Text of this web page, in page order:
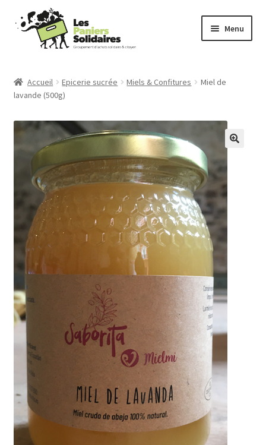
Aller
Aller
contenu
Menu
Producteurs
Mode d’emploi
Qui sommes-nous ?
Actu
Contact
Connexion
Accueil Epicerie sucrée Miels & Confitures
Miel de
lavande (500g)